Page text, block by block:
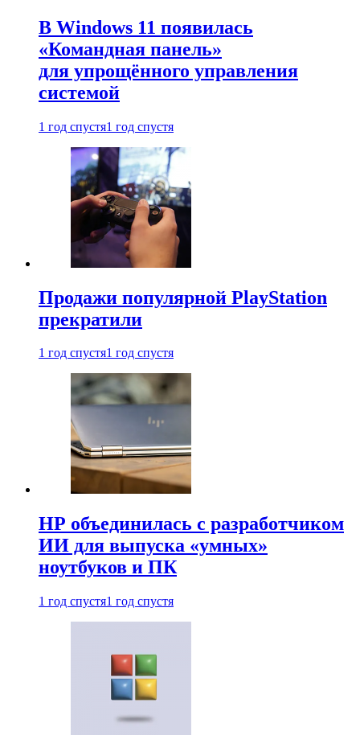
В Windows 11 появилась
«Командная панель»
для упрощённого управления
системой
1 год спустя1 год спустя
Продажи популярной PlayStation
прекратили
1 год спустя1 год спустя
HP объединилась с разработчиком
ИИ для выпуска «умных»
ноутбуков и ПК
1 год спустя1 год спустя